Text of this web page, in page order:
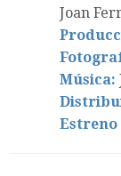
Joan
Música:
Estreno